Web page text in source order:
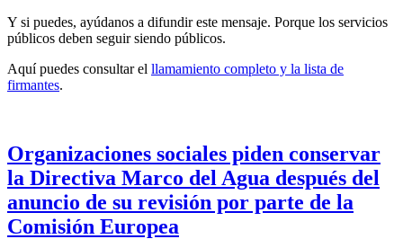
Y si puedes, ayúdanos a difundir este mensaje. Porque los servicios
públicos deben seguir siendo públicos.
Aquí puedes consultar el llamamiento completo y la lista de
firmantes.
Organizaciones sociales piden conservar
la Directiva Marco del Agua después del
anuncio de su revisión por parte de la
Comisión Europea